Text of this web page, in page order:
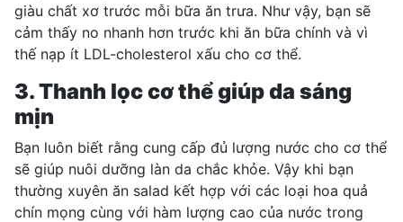
giàu chất xơ trước mỗi bữa ăn trưa. Như vậy, bạn sẽ
cảm thấy no nhanh hơn trước khi ăn bữa chính và vì
thế nạp ít LDL-cholesterol xấu cho cơ thể.
3.Thanh lọc cơ thểgiúp da sáng
mịn
Bạn luôn biết rằng cung cấp đủ lượng nước cho cơ thể
sẽ giúp nuôi dưỡng làn da chắc khỏe. Vậy khi bạn
thường xuyên ăn salad kết hợp với các loại hoa quả
chín mọng cùng với hàm lượng cao của nước trong